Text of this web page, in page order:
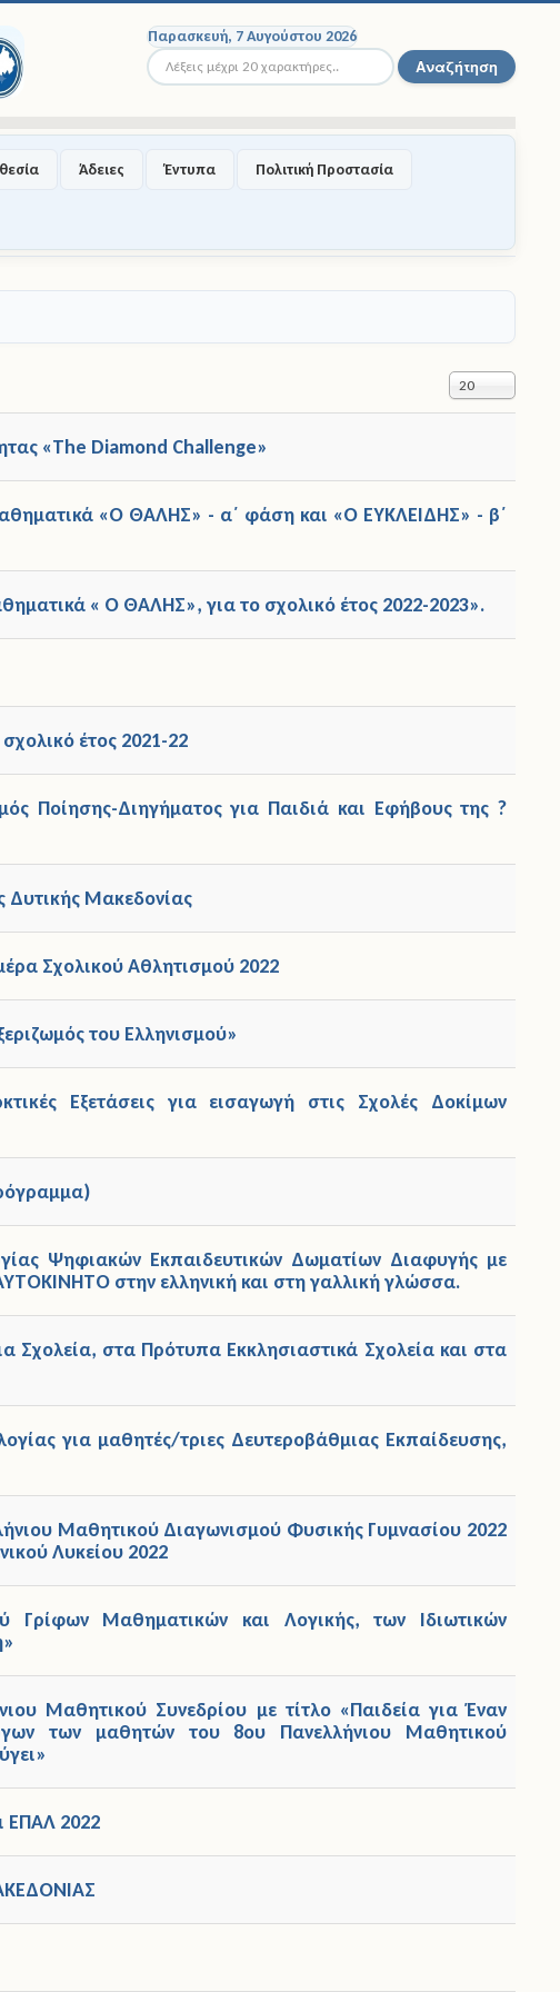
Παρασκευή, 7 Αυγούστου 2026
Αναζήτηση... Αναζήτηση
Άδειες Έντυπα Πολιτική Προστασία
Εμφάνιση #
20
«The Diamond Challenge»
«Ο ΘΑΛΗΣ» - α΄ φάση και «Ο ΕΥΚΛΕΙΔΗΣ» - β΄
« Ο ΘΑΛΗΣ», για το σχολικό έτος 2022-2023».
έτος 2021-22
Ποίησης-Διηγήματος για Παιδιά και Εφήβους της ?
Δυτικής Μακεδονίας
Σχολικού Αθλητισμού 2022
του Ελληνισμού»
Εξετάσεις για εισαγωγή στις Σχολές Δοκίμων
Ψηφιακών Εκπαιδευτικών Δωματίων Διαφυγής με
στην ελληνική και στη γαλλική γλώσσα.
στα Πρότυπα Εκκλησιαστικά Σχολεία και στα
για μαθητές/τριες Δευτεροβάθμιας Εκπαίδευσης,
Μαθητικού Διαγωνισμού Φυσικής Γυμνασίου 2022
Λυκείου 2022
Γρίφων Μαθηματικών και Λογικής, των Ιδιωτικών
Μαθητικού Συνεδρίου με τίτλο «Παιδεία για Έναν
των μαθητών του 8ου Πανελλήνιου Μαθητικού
ΕΠΑΛ 2022